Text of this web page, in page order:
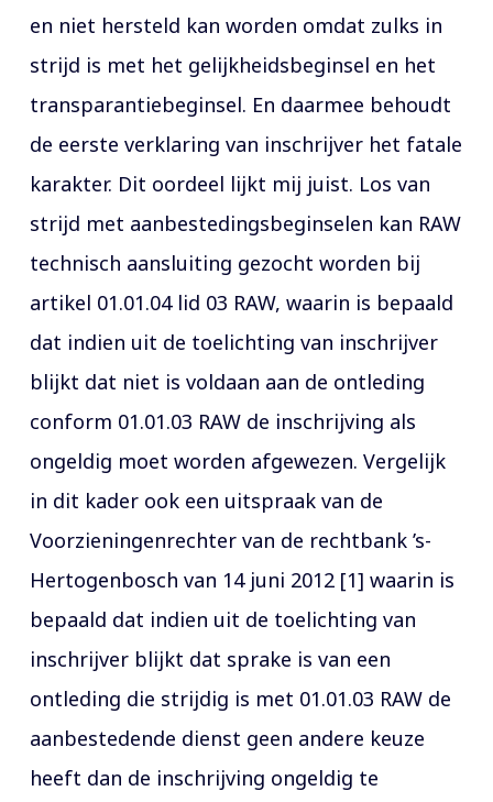
en niet hersteld kan worden omdat zulks in
strijd is met het gelijkheidsbeginsel en het
transparantiebeginsel. En daarmee behoudt
de eerste verklaring van inschrijver het fatale
karakter. Dit oordeel lijkt mij juist. Los van
strijd met aanbestedingsbeginselen kan RAW
technisch aansluiting gezocht worden bij
artikel 01.01.04 lid 03 RAW, waarin is bepaald
dat indien uit de toelichting van inschrijver
blijkt dat niet is voldaan aan de ontleding
conform 01.01.03 RAW de inschrijving als
ongeldig moet worden afgewezen. Vergelijk
in dit kader ook een uitspraak van de
Voorzieningenrechter van de rechtbank ’s-
Hertogenbosch van 14 juni 2012 [1] waarin is
bepaald dat indien uit de toelichting van
inschrijver blijkt dat sprake is van een
ontleding die strijdig is met 01.01.03 RAW de
aanbestedende dienst geen andere keuze
heeft dan de inschrijving ongeldig te